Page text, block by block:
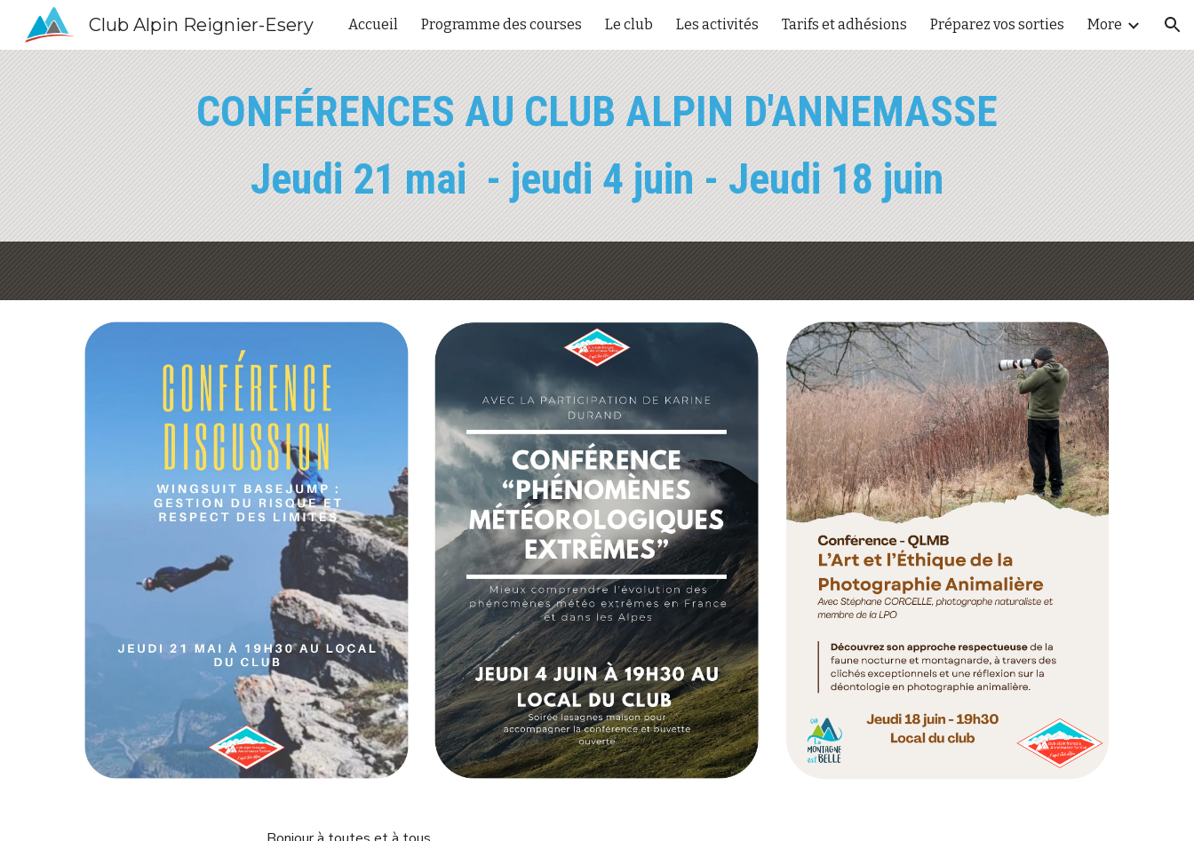
Skip to main content Skip to navigation
Club Alpin Reignier-Esery Accueil Programme des courses Le club Les activités Tarifs et adhésions Préparez vos sorties More
CONFÉRENCES AU CLUB ALPIN D'ANNEMASSE
Jeudi 21 mai - jeudi 4 juin - Jeudi 18 juin